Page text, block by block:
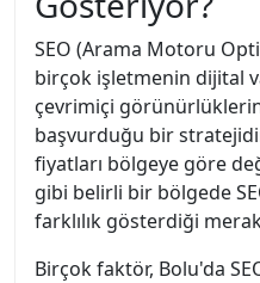
SEO (Arama Motoru
birçok işletmenin dijital
çevrimiçi
başvurduğu bir
fiyatları bölgeye göre
gibi belirli bir bölgede
farklılık gösterdiği
Birçok faktör, Bolu'da